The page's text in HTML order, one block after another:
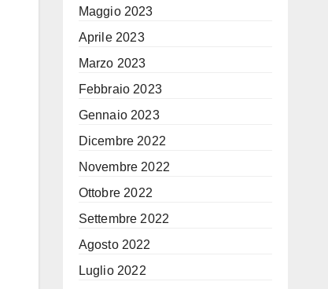
Maggio 2023
Aprile 2023
Marzo 2023
Febbraio 2023
Gennaio 2023
Dicembre 2022
Novembre 2022
Ottobre 2022
Settembre 2022
Agosto 2022
Luglio 2022